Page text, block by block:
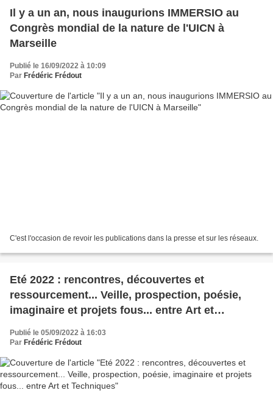
Il y a un an, nous inaugurions IMMERSIO au
Congrès mondial de la nature de l'UICN à
Marseille
Publié le 16/09/2022 à 10:09
Par Frédéric Frédout
C'est l'occasion de revoir les publications dans la presse et sur les réseaux.
Eté 2022 : rencontres, découvertes et
ressourcement... Veille, prospection, poésie,
imaginaire et projets fous... entre Art et
Techniques
Publié le 05/09/2022 à 16:03
Par Frédéric Frédout